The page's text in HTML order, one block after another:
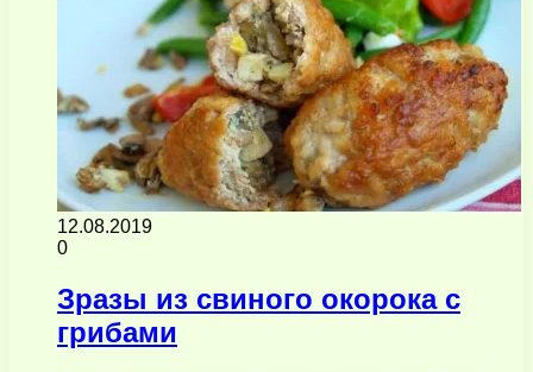
12.08.2019
0
Зразы из свиного окорока с
грибами